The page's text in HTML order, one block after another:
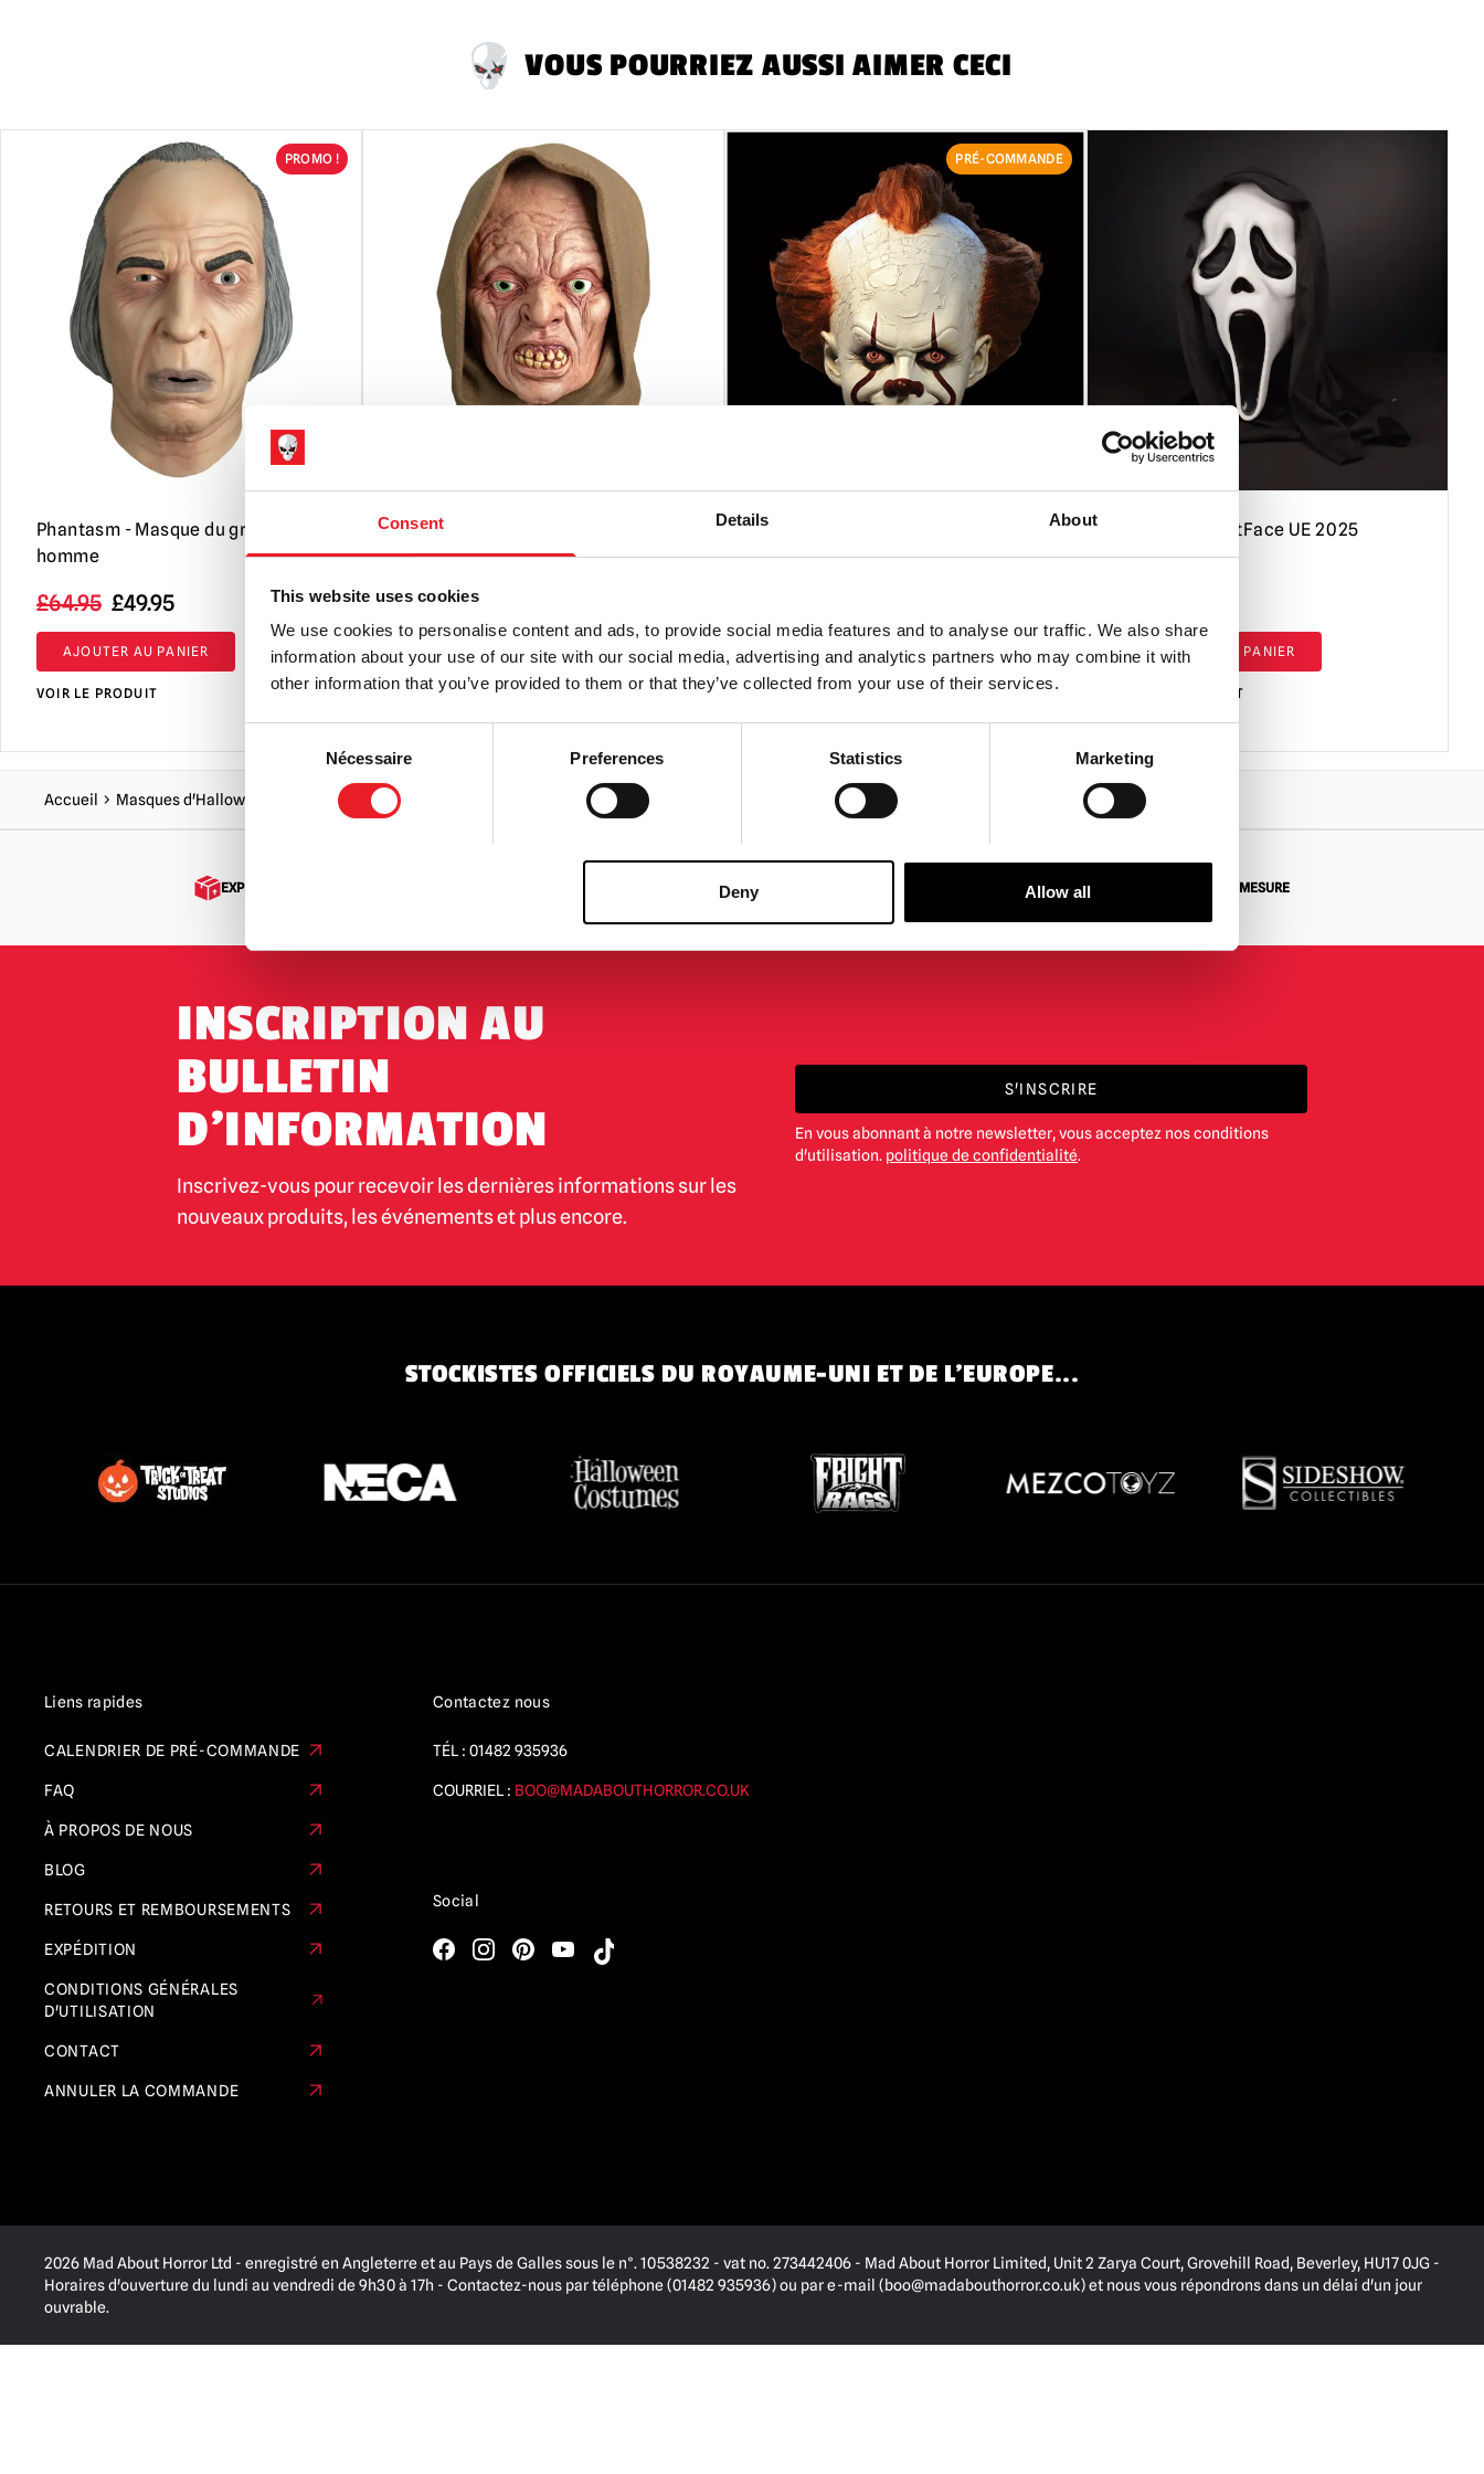
Consent Details About
This website uses cookies
We use cookies to personalise content and ads, to provide social media features and to analyse our traffic. We also share
information about your use of our site with our social media, advertising and analytics partners who may combine it with
other information that you’ve provided to them or that they’ve collected from your use of their services.
Nécessaire Preferences Statistics Marketing
Deny Allow all
VOUS POURRIEZ AUSSI AIMER CECI
PROMO !
Phantasm - Masque du grand
homme
£64.95 Le
prix
initial
était
64,95
£.
£49.95Le
prix
actuel
49,95
£.
AJOUTER AU PANIER
VOIR LE PRODUIT
Phantasm – Masque de sbire
rôdeur (Commande spéciale)
£64.95
COMMANDE SPÉCIALE
VOIR LE PRODUIT
PRÉ-COMMANDE
IT - Masque de luxe de Pennywise
PRÉ-COMMANDE
VOIR LE PRODUIT
Masque GhostFace UE 2025
AJOUTER AU PANIER
VOIR LE PRODUIT
Accueil Masques d'Halloween et d'horreur Phantasme - Masque du rôdeur maléfique
EXPÉDITION DANS LE MONDE ENTIER LA PLUS GRANDE GAMME DU ROYAUME-UNI ÉCHANGE OU RETOUR DEMANDES SUR MESURE
INSCRIPTION AU
BULLETIN
D'INFORMATION
Inscrivez-vous pour recevoir les dernières informations sur les
nouveaux produits, les événements et plus encore.
S'INSCRIRE
En vous abonnant à notre newsletter, vous acceptez nos conditions
d'utilisation. politique de confidentialité.
STOCKISTES OFFICIELS DU ROYAUME-UNI ET DE L'EUROPE...
Liens rapides
CALENDRIER DE PRÉ-COMMANDE
FAQ
À PROPOS DE NOUS
BLOG
RETOURS ET REMBOURSEMENTS
EXPÉDITION
CONDITIONS GÉNÉRALES
D'UTILISATION
CONTACT
ANNULER LA COMMANDE
Contactez nous
TÉL : 01482 935936
COURRIEL : BOO@MADABOUTHORROR.CO.UK
Social
2026 Mad About Horror Ltd - enregistré en Angleterre et au Pays de Galles sous le n°. 10538232 - vat no. 273442406 - Mad About Horror Limited, Unit 2 Zarya Court, Grovehill Road, Beverley, HU17 0JG -
Horaires d'ouverture du lundi au vendredi de 9h30 à 17h - Contactez-nous par téléphone (01482 935936) ou par e-mail (boo@madabouthorror.co.uk) et nous vous répondrons dans un délai d'un jour
ouvrable.